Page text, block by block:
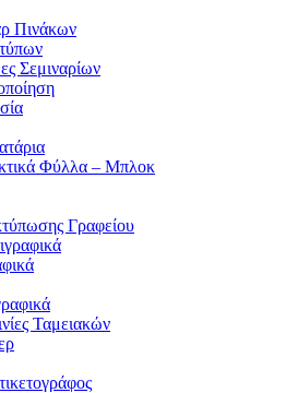
Πινάκων
Σεμιναρίων
Φύλλα – Μπλοκ
Γραφείου
Ταμειακών